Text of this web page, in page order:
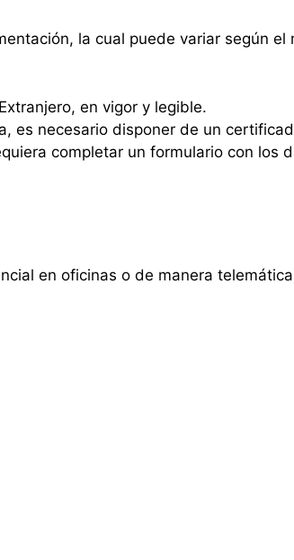
la cual puede variar según el
en vigor y legible.
es necesario disponer de un
completar un formulario con los
en oficinas o de manera